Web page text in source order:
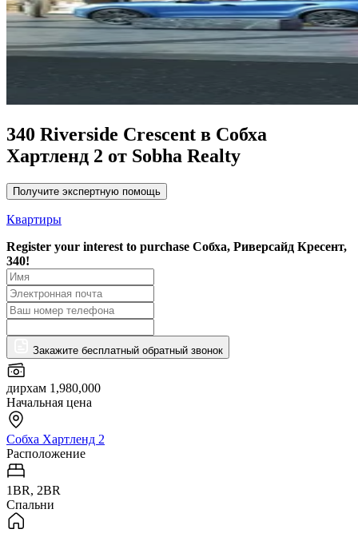
340 Riverside Crescent в Собха
Хартленд 2 от Sobha Realty
Получите экспертную помощь
Квартиры
Register your interest to purchase Собха, Риверсайд Кресент,
340!
Закажите бесплатный обратный звонок
дирхам 1,980,000
Начальная цена
Собха Хартленд 2
Расположение
1BR, 2BR
Спальни